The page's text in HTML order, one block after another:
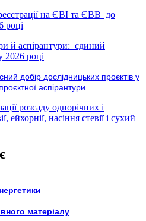
на ЄВІ та ЄВВ до
й аспірантури: єдиний
2026 році
добір дослідницьких проєктів у
аспірантури.
розсаду однорічних і
ейхорнії, насіння стевії і сухий
матеріалу